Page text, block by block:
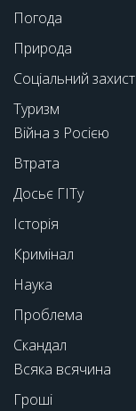
Погода
Природа
Соціальний захист
Туризм
Війна з Росією
Втрата
Досьє ГІТу
Історія
Кримінал
Наука
Проблема
Скандал
Всяка всячина
Гроші